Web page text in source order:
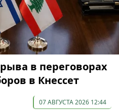
в переговорах
в Кнессет
07 АВГУСТА 2026 12:44